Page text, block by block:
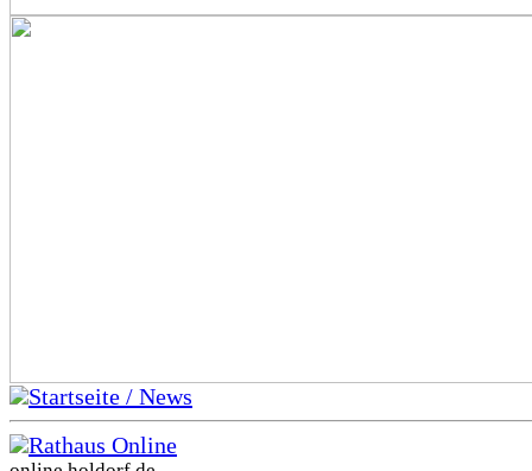
Startseite / News
Rathaus Online